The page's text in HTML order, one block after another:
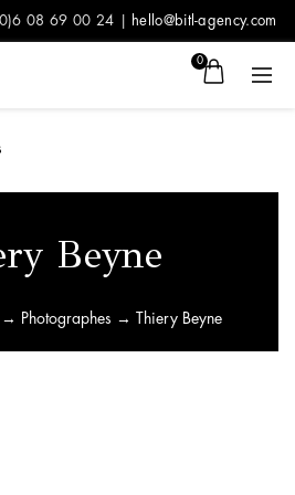
08 69 00 24 | hello@bitl-agency.com
0
Beyne
→ Photographes → Thiery Beyne